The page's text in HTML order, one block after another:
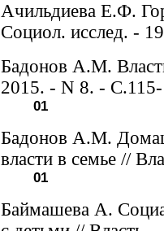
Ачильдиева Е.Ф.
Социол. исслед. -
Бадонов А.М.
2015. - N 8. -
01
Бадонов А.М.
власти в семье //
01
Баймашева А.